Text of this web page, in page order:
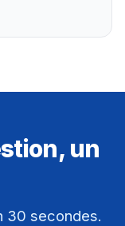
un
30 secondes.